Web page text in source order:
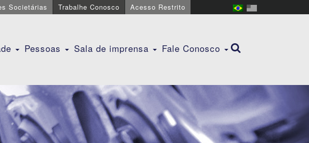
Societárias Trabalhe Conosco Acesso Restrito
Pessoas Sala de imprensa Fale Conosco